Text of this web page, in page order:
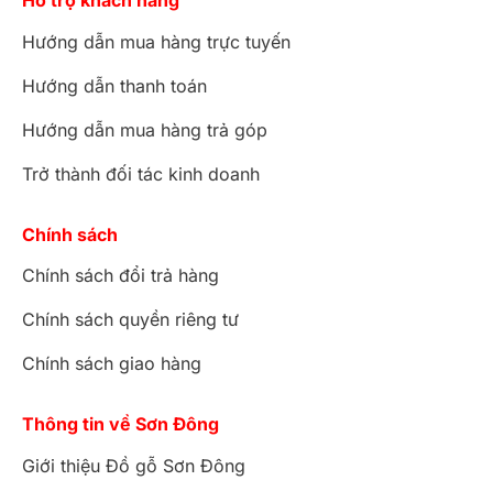
Hướng dẫn mua hàng trực tuyến
Hướng dẫn thanh toán
Hướng dẫn mua hàng trả góp
Trở thành đối tác kinh doanh
Chính sách
Chính sách đổi trả hàng
Chính sách quyền riêng tư
Chính sách giao hàng
Thông tin về Sơn Đông
Giới thiệu Đồ gỗ Sơn Đông